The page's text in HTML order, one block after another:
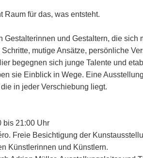
Raum für das, was entsteht.
Gestalterinnen und Gestaltern, die sich
mutige Ansätze, persönliche
begegnen sich junge Talente und
sie Einblick in Wege. Eine
in jeder Verschiebung liegt.
bis 21:00 Uhr
Freie Besichtigung der
Künstlerinnen und Künstlern.